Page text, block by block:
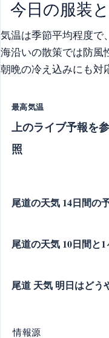
今日の服装
気温は季節平均程度で
海沿いの散策では防風
朝晩の冷え込みにも対
最高気温
上のライブ予報を参
照
尾道の天気 14日間の
尾道の天気 10日間と
尾道 天気 明日はどう
情報源